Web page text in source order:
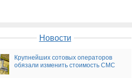
Новости
Крупнейших сотовых операторов
обязали изменить стоимость СМС